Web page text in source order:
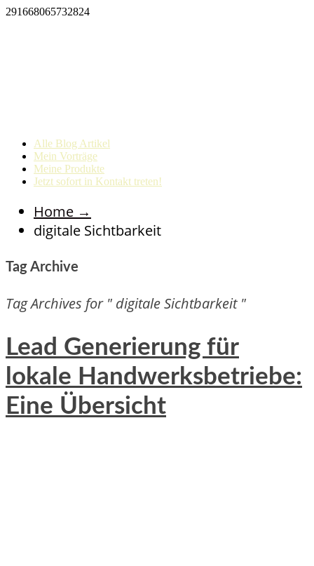
291668065732824
Alle Blog Artikel
Mein Vorträge
Meine Produkte
Jetzt sofort in Kontakt treten!
Home →
digitale Sichtbarkeit
Tag Archive
Tag Archives for " digitale Sichtbarkeit "
Lead Generierung für
lokale Handwerksbetriebe:
Eine Übersicht